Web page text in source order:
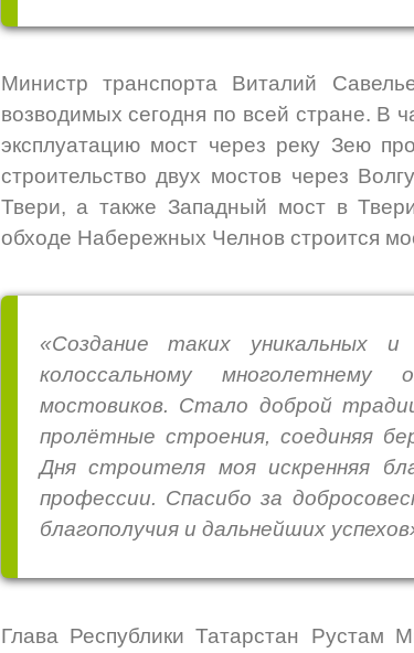
Министр транспорта Виталий
возводимых сегодня по всей стране. В
эксплуатацию мост через реку Зею
строительство двух мостов через
Твери, а также Западный мост в
обходе Набережных Челнов строится
«Создание таких уникальных и
колоссальному
мостовиков. Стало доброй
пролётные строения, соединяя
Дня строителя моя искренняя
профессии. Спасибо за
благополучия и дальнейших
Глава Республики Татарстан Рустам